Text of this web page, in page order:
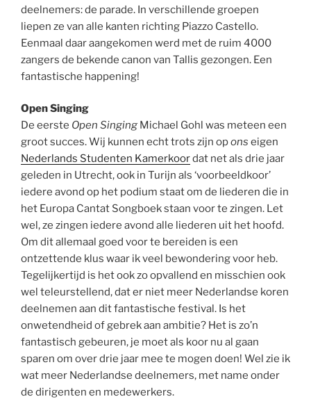
deelnemers: de parade. In verschillende groepen
liepen ze van alle kanten richting Piazzo Castello.
Eenmaal daar aangekomen werd met de ruim 4000
zangers de bekende canon van Tallis gezongen. Een
fantastische happening!
Open Singing
De eerste Open Singing Michael Gohl was meteen een
groot succes. Wij kunnen echt trots zijn opons eigen
Nederlands Studenten Kamerkoordat net als drie jaar
geleden in Utrecht, ook in Turijn als ‘voorbeeldkoor’
iedere avond op het podium staat om de liederen die in
het Europa Cantat Songboek staan voor te zingen. Let
wel, ze zingen iedere avond alle liederen uit het hoofd.
Om dit allemaal goed voor te bereiden is een
ontzettende klus waar ik veel bewondering voor heb.
Tegelijkertijd is het ook zo opvallend en misschien ook
wel teleurstellend, dat er niet meer Nederlandse koren
deelnemen aan dit fantastische festival. Is het
onwetendheid of gebrek aan ambitie? Het is zo’n
fantastisch gebeuren, je moet als koor nu al gaan
sparen om over drie jaar mee te mogen doen! Wel zie ik
wat meer Nederlandse deelnemers, met name onder
de dirigenten en medewerkers.